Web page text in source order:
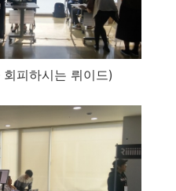
피하시는 뤼이드)